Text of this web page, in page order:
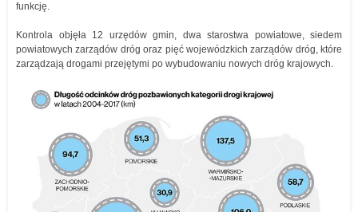
funkcję.
Kontrola objęła 12 urzędów gmin, dwa starostwa powiatowe, siedem
powiatowych zarządów dróg oraz pięć wojewódzkich zarządów dróg, które
zarządzają drogami przejętymi po wybudowaniu nowych dróg krajowych.